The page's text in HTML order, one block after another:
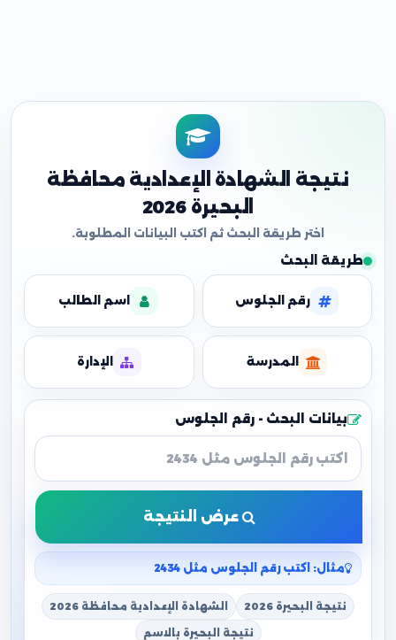
نتيجة الشهادة الإعدادية محافظة
البحيرة 2026
طريقة البحث
رقم الجلوس اسم الطالب
المدرسة الإدارة
بيانات البحث - رقم الجلوس
عرض النتيجة
مثال: اكتب رقم الجلوس مثل 2434
نتيجة البحيرة 2026 الشهادة الإعدادية محافظة 2026
نتيجة البحيرة بالاسم